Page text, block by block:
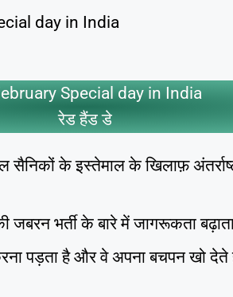
day in India
Special day in India
रेड हैंड डे
सैनिकों के इस्तेमाल के खिलाफ़
जबरन भर्ती के बारे में जागरूकता
पड़ता है और वे अपना बचपन खो देते